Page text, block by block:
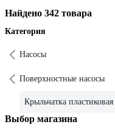
Найдено 342 товара
Категория
Насосы
Поверхностные насосы
Крыльчатка пластиковая
Выбор магазина